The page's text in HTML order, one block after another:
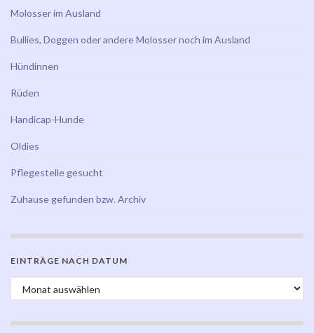
Molosser im Ausland
Bullies, Doggen oder andere Molosser noch im Ausland
Hündinnen
Rüden
Handicap-Hunde
Oldies
Pflegestelle gesucht
Zuhause gefunden bzw. Archiv
EINTRÄGE NACH DATUM
Einträge nach Datum